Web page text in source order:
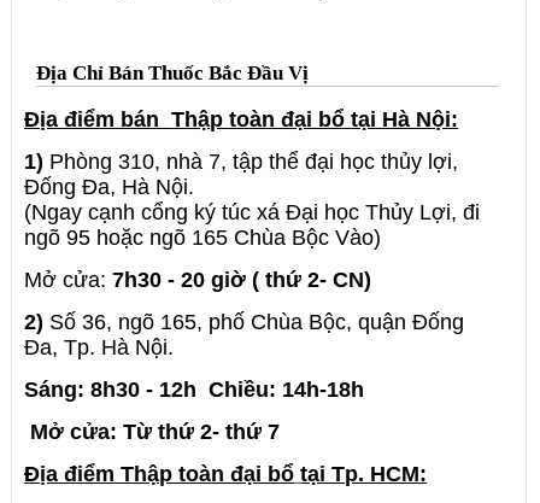
Địa Chỉ Bán Thuốc Bắc Đầu Vị
Địa điểm bánThập toàn đại bổtại Hà Nội:
1) Phòng 310, nhà 7, tập thể đại học thủy lợi,
Đống Đa, Hà Nội.
(Ngay cạnh cổng ký túc xá Đại học Thủy Lợi, đi
ngõ 95 hoặc ngõ 165 Chùa Bộc Vào)
Mở cửa:7h30 - 20 giờ ( thứ 2- CN)
2) Số 36, ngõ 165, phố Chùa Bộc, quận Đống
Đa, Tp. Hà Nội.
Sáng: 8h30 - 12hChiều: 14h-18h
Mở cửa: Từ thứ 2- thứ 7
Địa điểm Thập toàn đại bổ tại Tp. HCM: